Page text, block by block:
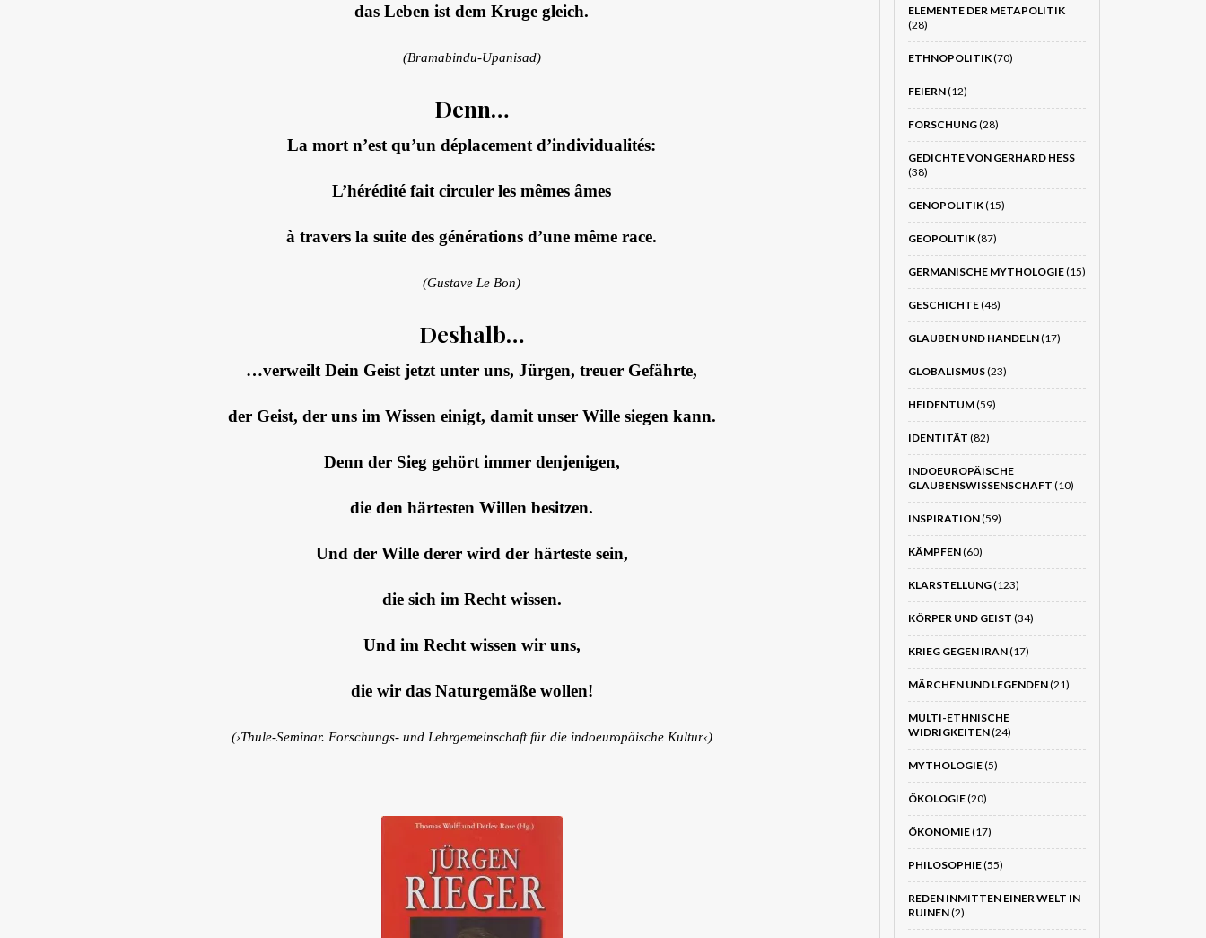
das Leben ist dem Kruge gleich.
(Bramabindu-Upanisad)
Denn…
La mort n’est qu’un déplacement d’individualités:
L’hérédité fait circuler les mêmes âmes
à travers la suite des générations d’une même race.
(Gustave Le Bon)
Deshalb…
…verweilt Dein Geist jetzt unter uns, Jürgen, treuer Gefährte,
der Geist, der uns im Wissen einigt, damit unser Wille siegen kann.
Denn der Sieg gehört immer denjenigen,
die den härtesten Willen besitzen.
Und der Wille derer wird der härteste sein,
die sich im Recht wissen.
Und im Recht wissen wir uns,
die wir das Naturgemäße wollen!
(›Thule-Seminar. Forschungs- und Lehrgemeinschaft für die indoeuropäische Kultur‹)
ELEMENTE DER METAPOLITIK
(28)
ETHNOPOLITIK(70)
FEIERN(12)
FORSCHUNG(28)
GEDICHTE VON GERHARD HESS
(38)
GENOPOLITIK(15)
GEOPOLITIK(87)
GERMANISCHE MYTHOLOGIE(15)
GESCHICHTE(48)
GLAUBEN UND HANDELN(17)
GLOBALISMUS(23)
HEIDENTUM(59)
IDENTITÄT (82)
INDOEUROPÄISCHE
GLAUBENSWISSENSCHAFT (10)
INSPIRATION(59)
KÄMPFEN(60)
KLARSTELLUNG(123)
KÖRPER UND GEIST (34)
KRIEG GEGEN IRAN(17)
MÄRCHEN UND LEGENDEN(21)
MULTI-ETHNISCHE
WIDRIGKEITEN(24)
MYTHOLOGIE(5)
ÖKOLOGIE(20)
ÖKONOMIE(17)
PHILOSOPHIE(55)
REDEN INMITTEN EINER WELT IN
RUINEN(2)